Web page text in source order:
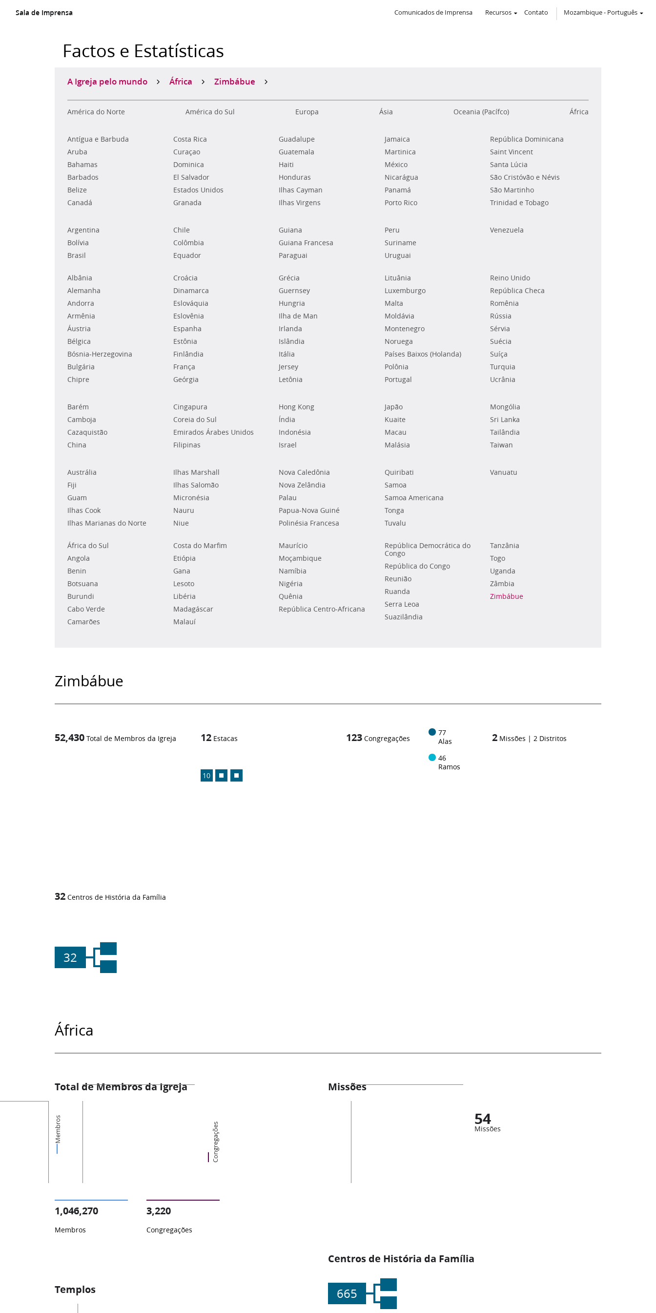
Sala de Imprensa Comunicados de Imprensa Recursos Contato Mozambique- Português
Factos e Estatísticas
A Igreja pelo mundo África Zimbábue
América do Norte América do Sul Europa Ásia Oceania (Pacífco) África
Antígua e Barbuda
Aruba
Bahamas
Barbados
Belize
Canadá
Costa Rica
Curaçao
Dominica
El Salvador
Estados Unidos
Granada
Guadalupe
Guatemala
Haiti
Honduras
Ilhas Cayman
Ilhas Virgens
Jamaica
Martinica
México
Nicarágua
Panamá
Porto Rico
República Dominicana
Saint Vincent
Santa Lúcia
São Cristóvão e Névis
São Martinho
Trinidad e Tobago
Argentina
Bolívia
Brasil
Chile
Colômbia
Equador
Guiana
Guiana Francesa
Paraguai
Peru
Suriname
Uruguai
Venezuela
Albânia
Alemanha
Andorra
Armênia
Áustria
Bélgica
Bósnia-Herzegovina
Bulgária
Chipre
Croácia
Dinamarca
Eslováquia
Eslovênia
Espanha
Estônia
Finlândia
França
Geórgia
Grécia
Guernsey
Hungria
Ilha de Man
Irlanda
Islândia
Itália
Jersey
Letônia
Lituânia
Luxemburgo
Malta
Moldávia
Montenegro
Noruega
Países Baixos (Holanda)
Polônia
Portugal
Reino Unido
República Checa
Romênia
Rússia
Sérvia
Suécia
Suíça
Turquia
Ucrânia
Barém
Camboja
Cazaquistão
China
Cingapura
Coreia do Sul
Emirados Árabes Unidos
Filipinas
Hong Kong
Índia
Indonésia
Israel
Japão
Kuaite
Macau
Malásia
Mongólia
Sri Lanka
Tailândia
Taiwan
Austrália
Fiji
Guam
Ilhas Cook
Ilhas Marianas do Norte
Ilhas Marshall
Ilhas Salomão
Micronésia
Nauru
Niue
Nova Caledônia
Nova Zelândia
Palau
Papua-Nova Guiné
Polinésia Francesa
Quiribati
Samoa
Samoa Americana
Tonga
Tuvalu
Vanuatu
África do Sul
Angola
Benin
Botsuana
Burundi
Cabo Verde
Camarões
Costa do Marfim
Etiópia
Gana
Lesoto
Libéria
Madagáscar
Malauí
Maurício
Moçambique
Namíbia
Nigéria
Quênia
República Centro-Africana
República Democrática do
Congo
República do Congo
Reunião
Ruanda
Serra Leoa
Suazilândia
Tanzânia
Togo
Uganda
Zâmbia
Zimbábue
Zimbábue
52,430 Total de Membros da Igreja 12 Estacas
10
123 Congregações
77
Alas
46
Ramos
32 Centros de História da Família
32
2 Missões | 2 Distritos
África
Total de Membros da Igreja
Membros Congregações
1,046,270
Membros
3,220
Congregações
Missões
54
Missões
Centros de História da Família
665
Templos